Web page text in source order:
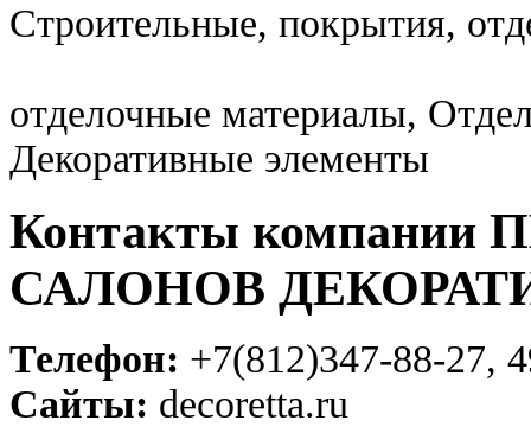
Строительные, покрытия,
отделочные материалы,
Декоративные элементы
Контакты
САЛОНОВ
Телефон: +7(812)347-88-27,
Сайты: decoretta.ru